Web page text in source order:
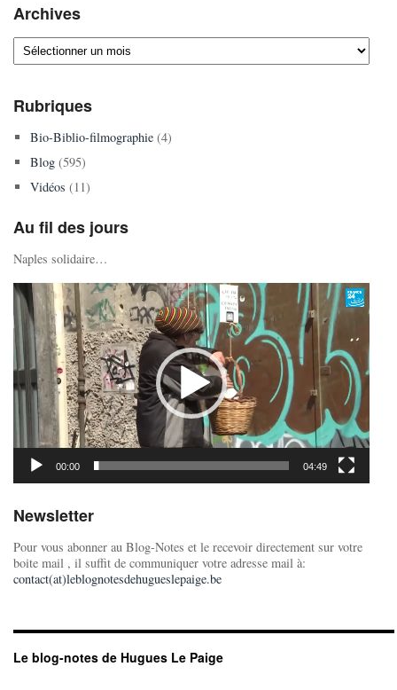
Archives
Archives
Rubriques
Bio-Biblio-filmographie(4)
Blog(595)
Vidéos (11)
Au fil des jours
Naples solidaire…
Lecteur
vidéo
00:00 04:49
Newsletter
Pour vous abonner au Blog-Notes et le recevoir directement sur votre
boite mail , il suffit de communiquer votre adresse mail à:
contact(at)leblognotesdehugueslepaige.be
Le blog-notes de Hugues Le Paige